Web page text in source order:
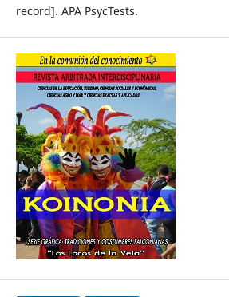
record]. APA PsycTests.